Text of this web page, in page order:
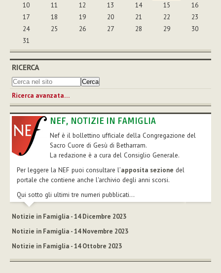
10
11 12 13 14 15
16
17
18 19 20 21 22
23
24
25 26 27 28 29
30
31
RICERCA
Ricerca avanzata…
NEF, NOTIZIE IN FAMIGLIA
Nef è il bollettino ufficiale della Congregazione del
Sacro Cuore di Gesù di Betharram.
La redazione è a cura del Consiglio Generale.
Per leggere la NEF puoi consultare l’apposita sezione del
portale che contiene anche l'archivio degli anni scorsi.
Qui sotto gli ultimi tre numeri pubblicati...
Notizie in Famiglia - 14 Dicembre 2023
Notizie in Famiglia - 14 Novembre 2023
Notizie in Famiglia - 14 Ottobre 2023